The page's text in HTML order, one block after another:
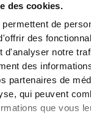
des cookies.
de
des
d'analyser notre
des
partenaires de
qui peuvent
que vous
Slim
$90.87
Pantalon
pour